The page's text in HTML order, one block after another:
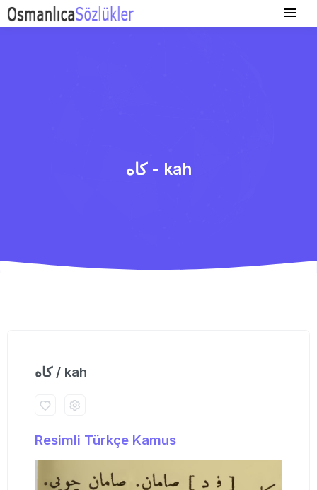
كاه - kah
كاه / kah
Resimli Türkçe Kamus